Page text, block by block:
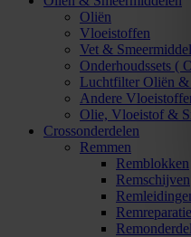
Oliën
Vloeistoffen
Vet & Smeermiddel
Onderhoudssets (
Luchtfilter Oliën &
Andere
Olie, Vloeistof &
Crossonderdelen
Remmen
Remblokken
Remschijven